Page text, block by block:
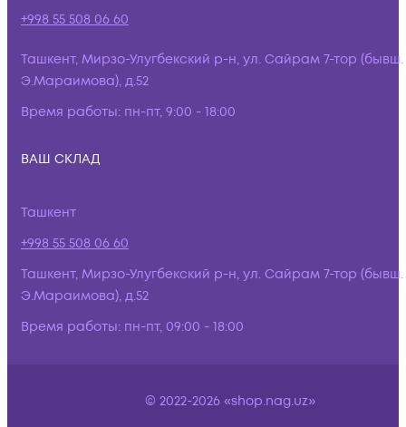
+998 55 508 06 60
Ташкент, Мирзо-Улугбекский р-н, ул. Сайрам 7-тор (бывш.
Э.Мараимова), д.52
Время работы: пн-пт, 9:00 - 18:00
ВАШ СКЛАД
Ташкент
+998 55 508 06 60
Ташкент, Мирзо-Улугбекский р-н, ул. Сайрам 7-тор (бывш.
Э.Мараимова), д.52
Время работы: пн-пт, 09:00 - 18:00
© 2022-2026 «shop.nag.uz»